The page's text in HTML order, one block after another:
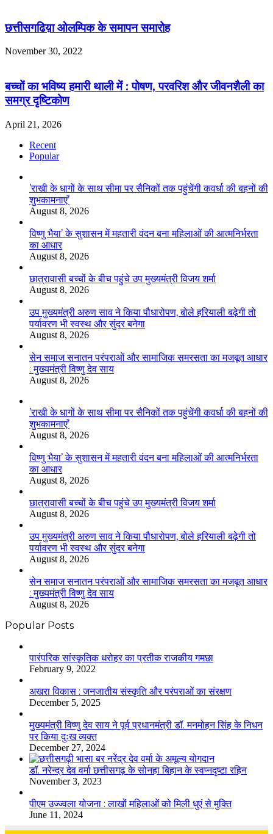
छत्तीसगढिय़ा ओलम्पिक के समापन समारोह
November 30, 2022
बच्चों का भविष्य हमारी थाली में : पोषण, परवरिश और जीवनशैली का
समग्र दृष्टिकोण
April 21, 2026
Recent
Popular
’राखी के धागों के साथ सीमा पर सैनिकों तक पहुंचेंगी कवर्धा की बहनों की
शुभकामनाएं’
August 8, 2026
विष्णु भैया’ के सुशासन में महतारी वंदन बना महिलाओं की आत्मनिर्भरता
का आधार
August 8, 2026
छात्रावासी बच्चों के बीच पहुंचे उप मुख्यमंत्री विजय शर्मा
August 8, 2026
उप मुख्यमंत्री अरुण साव ने किया पौधारोपण, बोले हरियाली बढ़ेगी तो
पर्यावरण भी स्वस्थ और सुंदर बनेगा
August 8, 2026
सेन समाज सनातन परंपराओं और सामाजिक समरसता का मजबूत आधार
: मुख्यमंत्री विष्णु देव साय
August 8, 2026
’राखी के धागों के साथ सीमा पर सैनिकों तक पहुंचेंगी कवर्धा की बहनों की
शुभकामनाएं’
August 8, 2026
विष्णु भैया’ के सुशासन में महतारी वंदन बना महिलाओं की आत्मनिर्भरता
का आधार
August 8, 2026
छात्रावासी बच्चों के बीच पहुंचे उप मुख्यमंत्री विजय शर्मा
August 8, 2026
उप मुख्यमंत्री अरुण साव ने किया पौधारोपण, बोले हरियाली बढ़ेगी तो
पर्यावरण भी स्वस्थ और सुंदर बनेगा
August 8, 2026
सेन समाज सनातन परंपराओं और सामाजिक समरसता का मजबूत आधार
: मुख्यमंत्री विष्णु देव साय
August 8, 2026
Popular Posts
​​​​​​​पारंपरिक सांस्कृतिक धरोहर का प्रतीक राजकीय गमछा
February 9, 2022
अखरा विकास : जनजातीय संस्कृति और परंपराओं का संरक्षण
December 5, 2025
मुख्यमंत्री विष्णु देव साय ने पूर्व प्रधानमंत्री डॉ. मनमोहन सिंह के निधन
पर किया दुःख व्यक्त
December 27, 2024
डॉ. नरेन्द्र देव वर्मा छत्तीसगढ़ के सोनहा बिहान के स्वप्नदृष्टा रहिन
November 3, 2023
पीएम उज्ज्वला योजना : लाखों महिलाओं को मिली धुएं से मुक्ति
June 11, 2024